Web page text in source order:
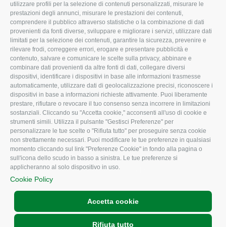
utilizzare profili per la selezione di contenuti personalizzati, misurare le
prestazioni degli annunci, misurare le prestazioni dei contenuti,
comprendere il pubblico attraverso statistiche o la combinazione di dati
provenienti da fonti diverse, sviluppare e migliorare i servizi, utilizzare dati
limitati per la selezione dei contenuti, garantire la sicurezza, prevenire e
rilevare frodi, correggere errori, erogare e presentare pubblicità e
contenuto, salvare e comunicare le scelte sulla privacy, abbinare e
combinare dati provenienti da altre fonti di dati, collegare diversi
dispositivi, identificare i dispositivi in base alle informazioni trasmesse
automaticamente, utilizzare dati di geolocalizzazione precisi, riconoscere i
dispositivi in base a informazioni richieste attivamente. Puoi liberamente
prestare, rifiutare o revocare il tuo consenso senza incorrere in limitazioni
sostanziali. Cliccando su "Accetta cookie," acconsenti all'uso di cookie e
strumenti simili. Utilizza il pulsante "Gestisci Preferenze" per
personalizzare le tue scelte o "Rifiuta tutto" per proseguire senza cookie
non strettamente necessari. Puoi modificare le tue preferenze in qualsiasi
momento cliccando sul link "Preferenze Cookie" in fondo alla pagina o
sull'icona dello scudo in basso a sinistra. Le tue preferenze si
applicheranno al solo dispositivo in uso.
Cookie Policy
Accetta cookie
Rifiuta tutto
I Nostri Servizi
Uffici della Sede
provinciale
Le Sedi di Zona
Agricoltori S.r.l.
Whistleblowing
Confagricoltura Rovigo e
Agricoltori srl
Ambiente
Associazione
CONFAGRICOLTURA
ATTIVA
Notizie in evidenza
Eventi
Comunicati Stampa
Video
Iscrizione Newsletter
Newsletter